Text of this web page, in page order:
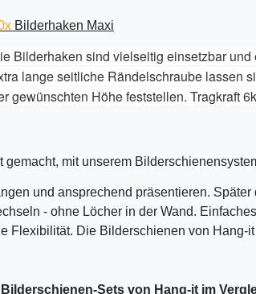
Bilderhaken Maxi
Bilderhaken sind vielseitig einsetzbar
lange seitliche Rändelschraube lassen
gewünschten Höhe feststellen. Tragkraft
gemacht, mit unserem
und ansprechend präsentieren. Später
- ohne Löcher in der Wand.
Flexibilität. Die Bilderschienen von Hang-
Bilderschienen-Sets von Hang-it im